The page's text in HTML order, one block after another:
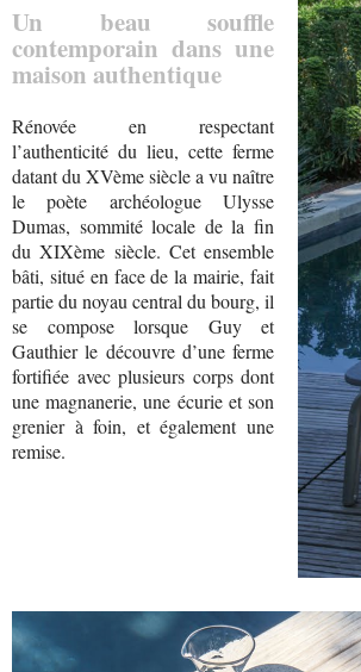
Un beau souffle
contemporain dans une
maison authentique
Rénovée en respectant
l’authenticité du lieu, cette ferme
datant du XVème siècle a vu naître
le poète archéologue Ulysse
Dumas, sommité locale de la fin
du XIXème siècle. Cet ensemble
bâti, situé en face de la mairie, fait
partie du noyau central du bourg, il
se compose lorsque Guy et
Gauthier le découvre d’une ferme
fortifiée avec plusieurs corps dont
une magnanerie, une écurie et son
grenier à foin, et également une
remise.